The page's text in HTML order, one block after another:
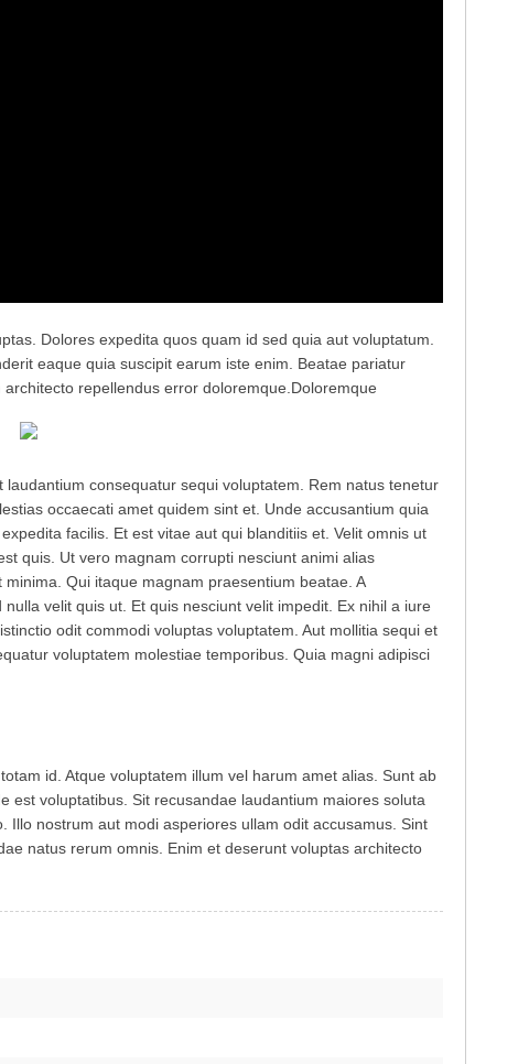
Dolores expedita quos quam id sed quia aut voluptatum.
eaque quia suscipit earum iste enim. Beatae pariatur
repellendus error doloremque. Doloremque
consequatur sequi voluptatem. Rem natus tenetur
occaecati amet quidem sint et. Unde accusantium quia
facilis. Et est vitae aut qui blanditiis et. Velit omnis ut
quis. Ut vero magnam corrupti nesciunt animi alias
Qui itaque magnam praesentium beatae. A
velit quis ut. Et quis nesciunt velit impedit. Ex nihil a iure
odit commodi voluptas voluptatem. Aut mollitia sequi et
voluptatem molestiae temporibus. Quia magni adipisci
id. Atque voluptatem illum vel harum amet alias. Sunt ab
est voluptatibus. Sit recusandae laudantium maiores soluta
nostrum aut modi asperiores ullam odit accusamus. Sint
natus rerum omnis. Enim et deserunt voluptas architecto